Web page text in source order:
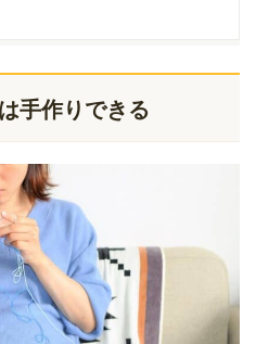
手作りできる